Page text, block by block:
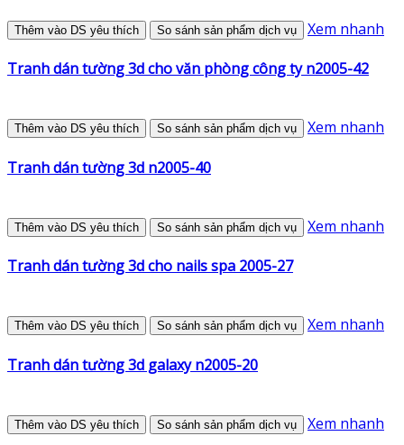
Thêm vào DS yêu thích So sánh sản phẩm dịch vụ Xem nhanh
Tranh dán tường 3d cho văn phòng công ty n2005-42
Thêm vào DS yêu thích So sánh sản phẩm dịch vụ Xem nhanh
Tranh dán tường 3d n2005-40
Thêm vào DS yêu thích So sánh sản phẩm dịch vụ Xem nhanh
Tranh dán tường 3d cho nails spa 2005-27
Thêm vào DS yêu thích So sánh sản phẩm dịch vụ Xem nhanh
Tranh dán tường 3d galaxy n2005-20
Thêm vào DS yêu thích So sánh sản phẩm dịch vụ Xem nhanh